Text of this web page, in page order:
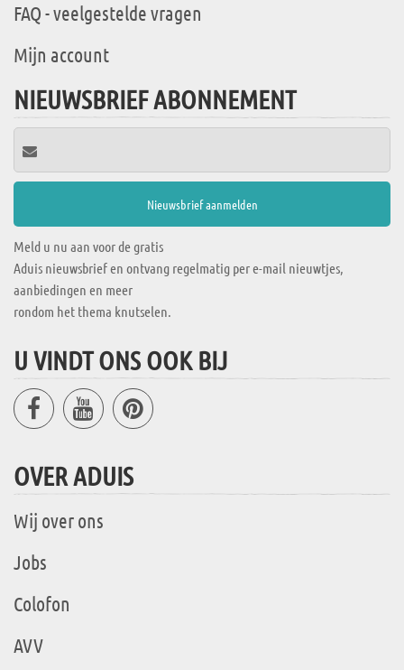
FAQ - veelgestelde vragen
Mijn account
NIEUWSBRIEF ABONNEMENT
Meld u nu aan voor de gratis
Aduis nieuwsbrief en ontvang regelmatig per e-mail nieuwtjes,
aanbiedingen en meer
rondom het thema knutselen.
U VINDT ONS OOK BIJ
OVER ADUIS
Wij over ons
Jobs
Colofon
AVV